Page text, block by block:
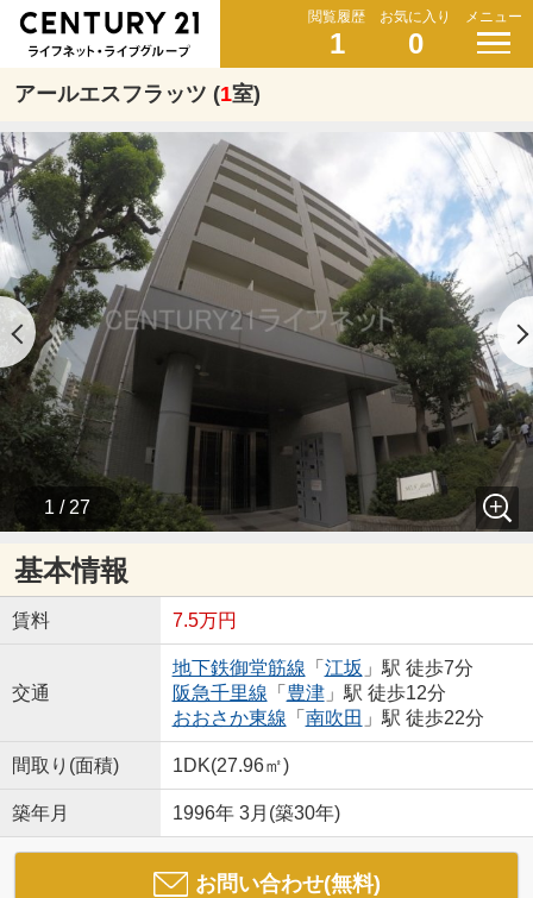
閲覧履歴
1
お気に入り
0
メニュー
アールエスフラッツ (1室)
1 / 27
基本情報
賃料 7.5万円
交通
地下鉄御堂筋線 「 江坂 」駅 徒歩7分
阪急千里線 「 豊津」駅 徒歩12分
おおさか東線 「 南吹田 」駅 徒歩22分
間取り(面積) 1DK(27.96㎡)
築年月 1996年 3月(築30年)
お問い合わせ(無料)